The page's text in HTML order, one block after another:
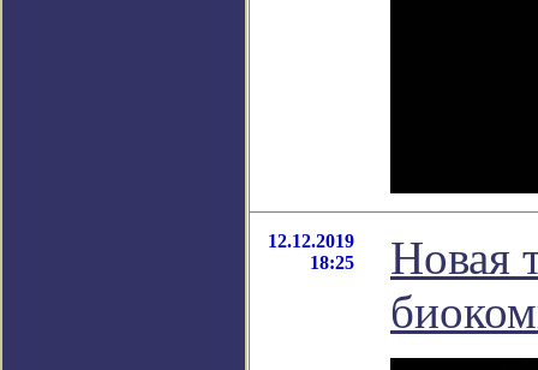
12.12.2019
18:25
Новая